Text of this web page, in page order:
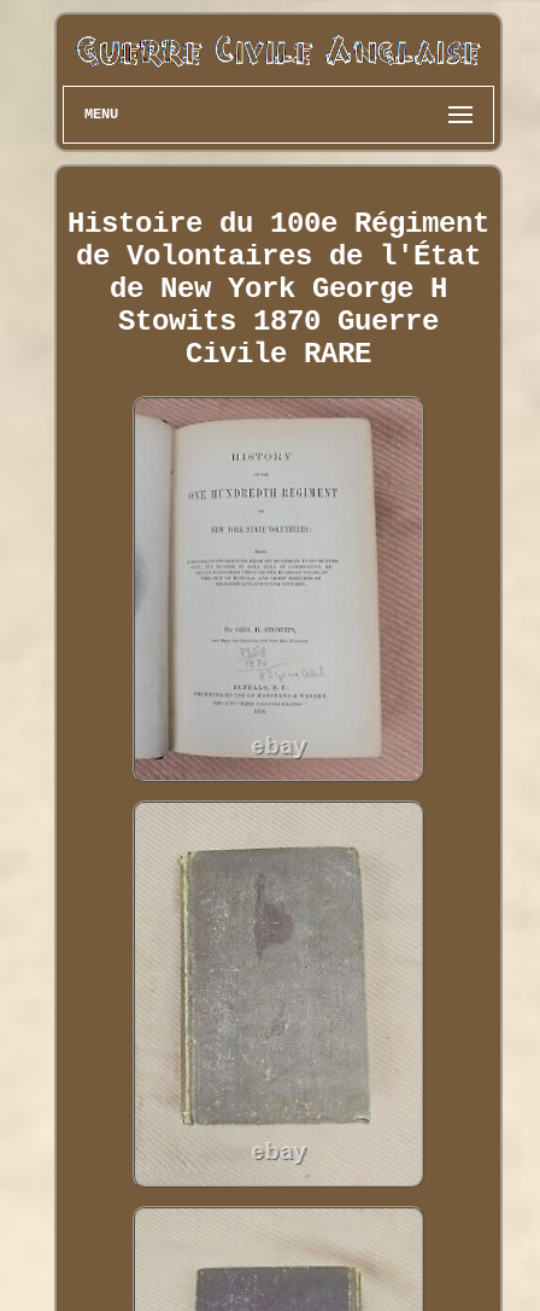
MENU
Histoire du 100e Régiment
de Volontaires de l'État
de New York George H
Stowits 1870 Guerre
Civile RARE